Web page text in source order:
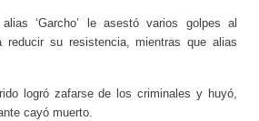
‘Garcho’ le asestó varios golpes al
reducir su resistencia, mientras que alias
logró zafarse de los criminales y huyó,
cayó muerto.